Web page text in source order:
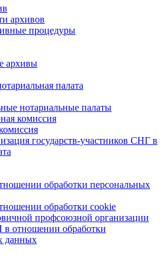
архивов
процедуры
архивы
палата
нотариальные палаты
комиссия
государств-участников СНГ в
обработки персональных
обработки cookie
профсоюзной организации
в отношении обработки
данных